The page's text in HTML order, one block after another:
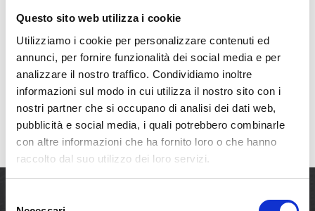
Questo sito web utilizza i cookie
Utilizziamo i cookie per personalizzare contenuti ed
annunci, per fornire funzionalità dei social media e per
analizzare il nostro traffico. Condividiamo inoltre
informazioni sul modo in cui utilizza il nostro sito con i
nostri partner che si occupano di analisi dei dati web,
pubblicità e social media, i quali potrebbero combinarle
con altre informazioni che ha fornito loro o che hanno
raccolto dal suo utilizzo dei loro servizi.
READ MORE